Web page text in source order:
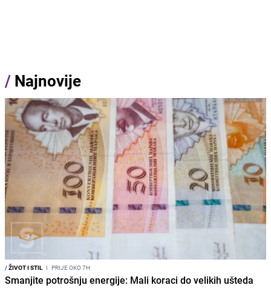
/ Najnovije
/ŽIVOT I STIL I PRIJE OKO 7H
Smanjite potrošnju energije: Mali koraci do velikih ušteda